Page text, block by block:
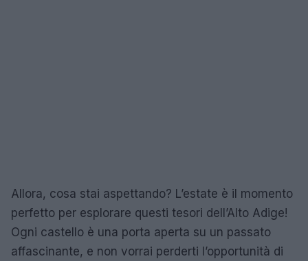
Allora, cosa stai aspettando? L’estate è il momento
perfetto per esplorare questi tesori dell’Alto Adige!
Ogni castello è una porta aperta su un passato
affascinante, e non vorrai perderti l’opportunità di